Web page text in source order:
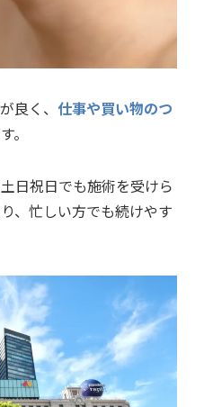
良く、 仕事や買い物のつ
。
日祝日でも施術を受けら
、忙しい方でも続けやす